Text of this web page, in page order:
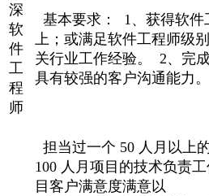
深
软
件
工
程
师
基本要求： 1、获得软件
上；或满足软件工程师级
关行业工作经验。 2、完
具有较强的客户沟通能力。
担当过一个 50 人月以上
100 人月项目的技术负责
目客户满意度满意以